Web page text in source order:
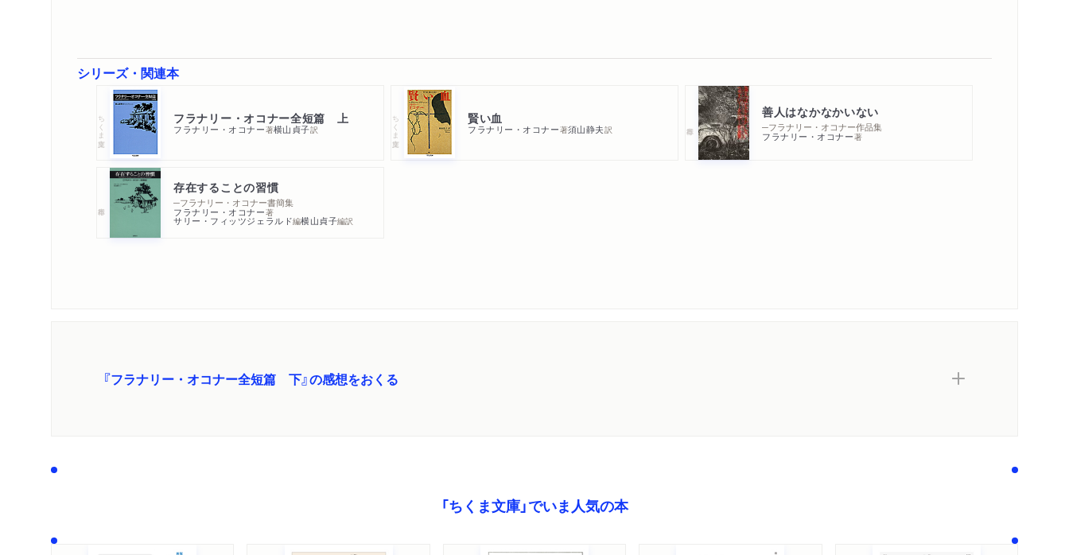
シリーズ・関連本
ちくま文庫 フラナリー・オコナー全短篇 上
フラナリー・オコナー著横山貞子訳 ちくま文庫 賢い血
フラナリー・オコナー著須山静夫訳
善人はなかなかいない
─フラナリー・オコナー作品集
フラナリー・オコナー著
存在することの習慣
─フラナリー・オコナー書簡集
フラナリー・オコナー著
サリー・フィッツジェラルド編横山貞子編訳
『フラナリー・オコナー全短篇 下』の感想をおくる
「ちくま文庫」でいま人気の本